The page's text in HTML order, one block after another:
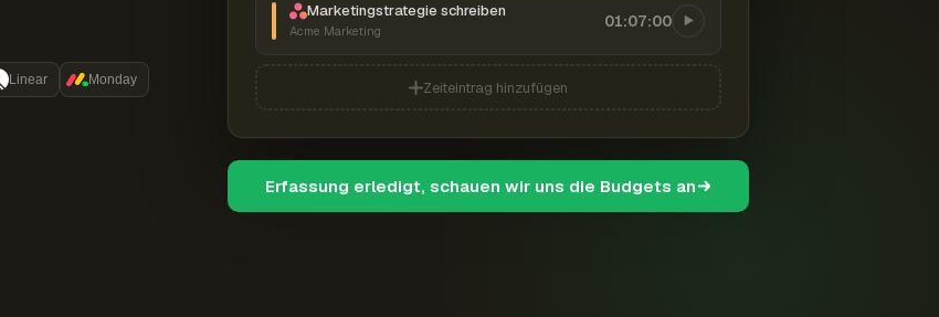
Linear Monday
Marketingstrategie schreiben
Acme Marketing
01:07:00
Zeiteintrag hinzufügen
Erfassung erledigt, schauen wir uns die Budgets an